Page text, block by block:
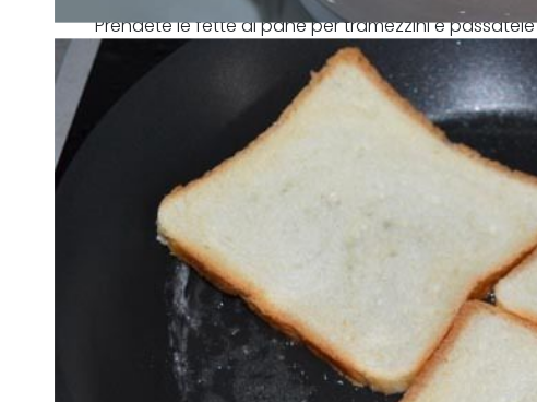
Prendete le fette di pane per tramezzini e
tostare da un solo lato